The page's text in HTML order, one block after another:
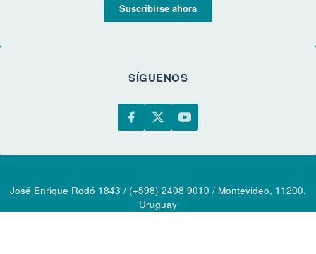
Suscribirse ahora
SÍGUENOS
José Enrique Rodó 1843 / (+598) 2408 9010 / Montevideo, 11200,
Uruguay